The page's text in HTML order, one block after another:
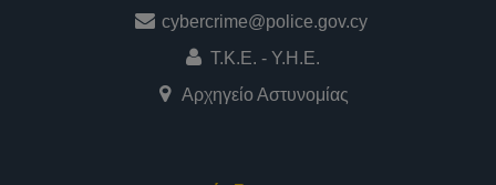
cybercrime@police.gov.cy
Τ.Κ.Ε. - Υ.Η.Ε.
Αρχηγείο Αστυνομίας